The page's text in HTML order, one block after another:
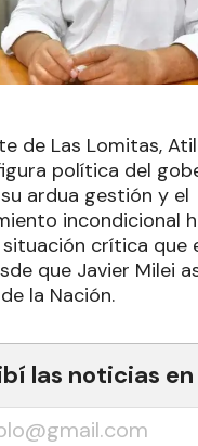
de Las Lomitas,
política del
ardua gestión y el
incondicional
crítica que
que Javier Milei
la Nación.
las noticias